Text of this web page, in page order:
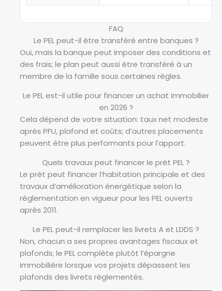
FAQ
Le PEL peut-il être transféré entre banques ?
Oui, mais la banque peut imposer des conditions et
des frais; le plan peut aussi être transféré à un
membre de la famille sous certaines règles.
Le PEL est-il utile pour financer un achat immobilier
en 2026 ?
Cela dépend de votre situation: taux net modeste
après PFU, plafond et coûts; d’autres placements
peuvent être plus performants pour l’apport.
Quels travaux peut financer le prêt PEL ?
Le prêt peut financer l’habitation principale et des
travaux d’amélioration énergétique selon la
réglementation en vigueur pour les PEL ouverts
après 2011.
Le PEL peut-il remplacer les livrets A et LDDS ?
Non, chacun a ses propres avantages fiscaux et
plafonds; le PEL complète plutôt l’épargne
immobilière lorsque vos projets dépassent les
plafonds des livrets réglementés.